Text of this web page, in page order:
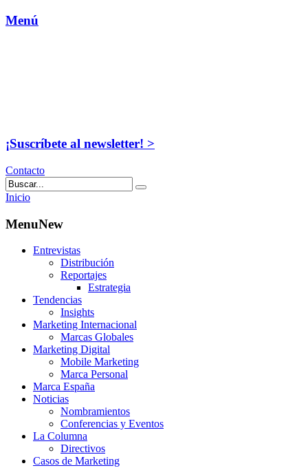
Menú
¡Suscríbete al newsletter! >
Contacto
Inicio
MenuNew
Entrevistas
Distribución
Reportajes
Estrategia
Tendencias
Insights
Marketing Internacional
Marcas Globales
Marketing Digital
Mobile Marketing
Marca Personal
Marca España
Noticias
Nombramientos
Conferencias y Eventos
La Columna
Directivos
Casos de Marketing